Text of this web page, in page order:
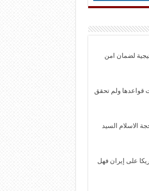
لضمان امن
قواعدها ولم تحقق
الاسلام السيد
على إيران فهل